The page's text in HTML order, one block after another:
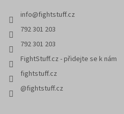
info@fightstuff.cz
792 301 203
792 301 203
FightStuff.cz - přidejte se k nám
fightstuff.cz
@fightstuff.cz